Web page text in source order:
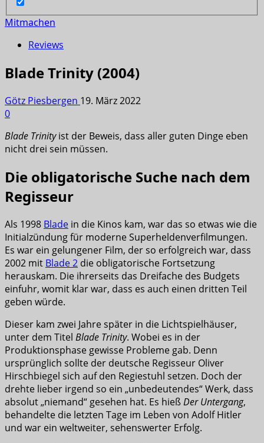
Mitmachen
Reviews
Blade Trinity (2004)
Götz Piesbergen 19. März 2022
0
Blade Trinityist der Beweis, dass aller guten Dinge eben
nicht drei sein müssen.
Die obligatorische Suche nach dem
Regisseur
Als 1998 Blade in die Kinos kam, war das so etwas wie die
Initialzündung für moderne Superheldenverfilmungen.
Es war ein gelungener Film, der so erfolgreich war, dass
2002 mit Blade 2 die obligatorische Fortsetzung
herauskam. Die ihrerseits das Dreifache des Budgets
einfuhr, womit klar war, dass es auch einen dritten Teil
geben würde.
Dieser kam zwei Jahre später in die Lichtspielhäuser,
unter dem Titel Blade Trinity. Wobei es in der
Produktionsphase gewisse Probleme gab. Denn
ursprünglich sollte der deutsche Regisseur Oliver
Hirschbiegel sich auf den Regiestuhl setzen. Doch der
drehte lieber irgend so ein „unbedeutendes“ Werk, dass
absolut „niemand“ gesehen hat. Es hießDer Untergang,
behandelte die letzten Tage im Leben von Adolf Hitler
und war ein weltweiter, sehenswerter Erfolg.